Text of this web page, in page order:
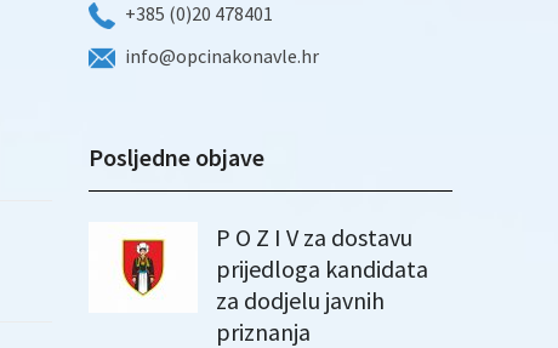
+385 (0)20 478401
info@opcinakonavle.hr
Posljedne objave
P O Z I V za dostavu
prijedloga kandidata
za dodjelu javnih
priznanja